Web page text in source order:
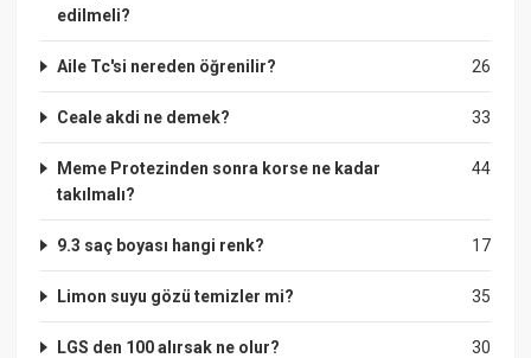
edilmeli?
26
Aile Tc'si nereden öğrenilir?
33
Ceale akdi ne demek?
44
Meme Protezinden sonra korse ne kadar
takılmalı?
17
9.3 saç boyası hangi renk?
35
Limon suyu gözü temizler mi?
30
LGS den 100 alırsak ne olur?